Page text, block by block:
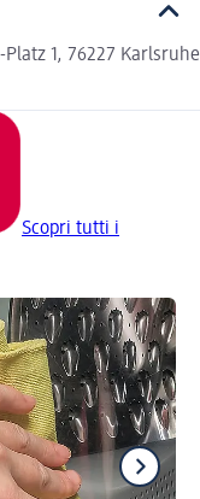
1, 76227 Karlsruhe
Scopri tutti i